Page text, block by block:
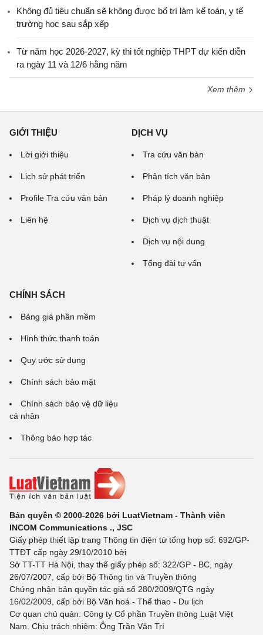
Không đủ tiêu chuẩn sẽ không được bố trí làm kế toán, y tế
trường học sau sắp xếp
Từ năm học 2026-2027, kỳ thi tốt nghiệp THPT dự kiến diễn
ra ngày 11 và 12/6 hằng năm
Xem thêm
GIỚI THIỆU
Lời giới thiệu
Lịch sử phát triển
Profile Tra cứu văn bản
Liên hệ
DỊCH VỤ
Tra cứu văn bản
Phân tích văn bản
Pháp lý doanh nghiệp
Dịch vụ dịch thuật
Dịch vụ nội dung
Tổng đài tư vấn
CHÍNH SÁCH
Bảng giá phần mềm
Hình thức thanh toán
Quy ước sử dụng
Chính sách bảo mật
Chính sách bảo vệ dữ liệu
cá nhân
Thông báo hợp tác
Bản quyền © 2000-2026 bởi LuatVietnam - Thành viên
INCOM Communications ., JSC
Giấy phép thiết lập trang Thông tin điện tử tổng hợp số: 692/GP-
TTĐT cấp ngày 29/10/2010 bởi
Sở TT-TT Hà Nội, thay thế giấy phép số: 322/GP - BC, ngày
26/07/2007, cấp bởi Bộ Thông tin và Truyền thông
Chứng nhận bản quyền tác giả số 280/2009/QTG ngày
16/02/2009, cấp bởi Bộ Văn hoá - Thể thao - Du lịch
Cơ quan chủ quản: Công ty Cổ phần Truyền thông Luật Việt
Nam. Chịu trách nhiệm: Ông Trần Văn Trí